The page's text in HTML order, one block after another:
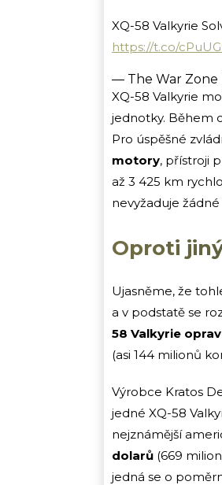
XQ-58 Valkyrie
https://t.co/
— The War Zone
XQ-58 Valkyrie
jednotky. Během
Pro úspěšné
motory, přístroji
až 3 425 km
nevyžaduje
Oproti
Ujasněme, že
a v podstatě se
58 Valkyrie
(asi 144 milionů
Výrobce Kratos
jedné XQ-58
nejznámější
dolarů (669
jedná se o